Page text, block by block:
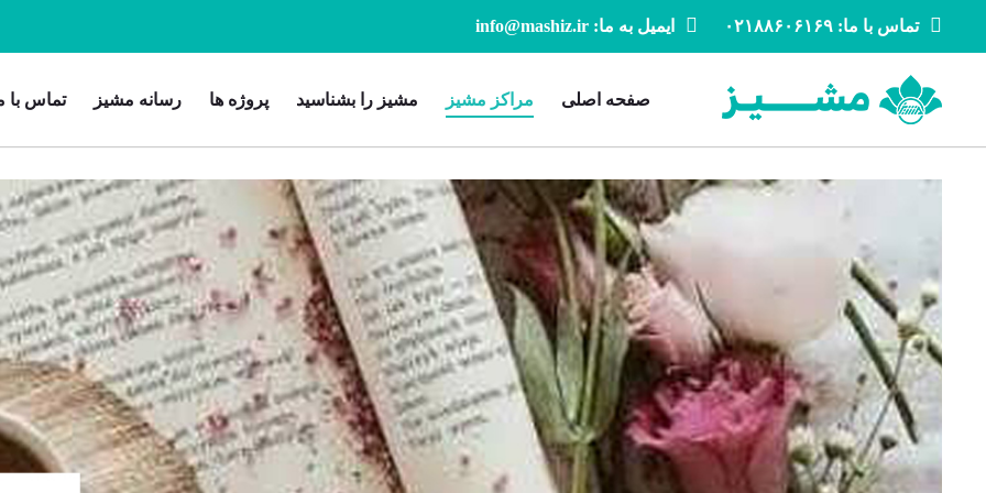
تماس با ما: ۰۲۱۸۸۶۰۶۱۶۹ ایمیل به ما: info@mashiz.ir
صفحه اصلی مراکز مشیز مشیز را بشناسید پروژه ها رسانه مشیز تماس با